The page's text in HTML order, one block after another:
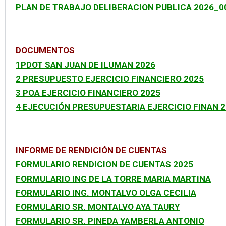
PLAN DE TRABAJO DELIBERACION PUBLICA
DOCUMENTOS
1PDOT SAN JUAN DE ILUMAN 2026
2 PRESUPUESTO EJERCICIO FINANCIERO 2025
3 POA EJERCICIO FINANCIERO 2025
4 EJECUCIÓN PRESUPUESTARIA EJERCICIO FINAN
INFORME DE RENDICIÓN DE CUENTAS
FORMULARIO RENDICION DE CUENTAS 2025
FORMULARIO ING DE LA TORRE MARIA MARTINA
FORMULARIO ING. MONTALVO OLGA CECILIA
FORMULARIO SR. MONTALVO AYA TAURY
FORMULARIO SR. PINEDA YAMBERLA ANTONIO